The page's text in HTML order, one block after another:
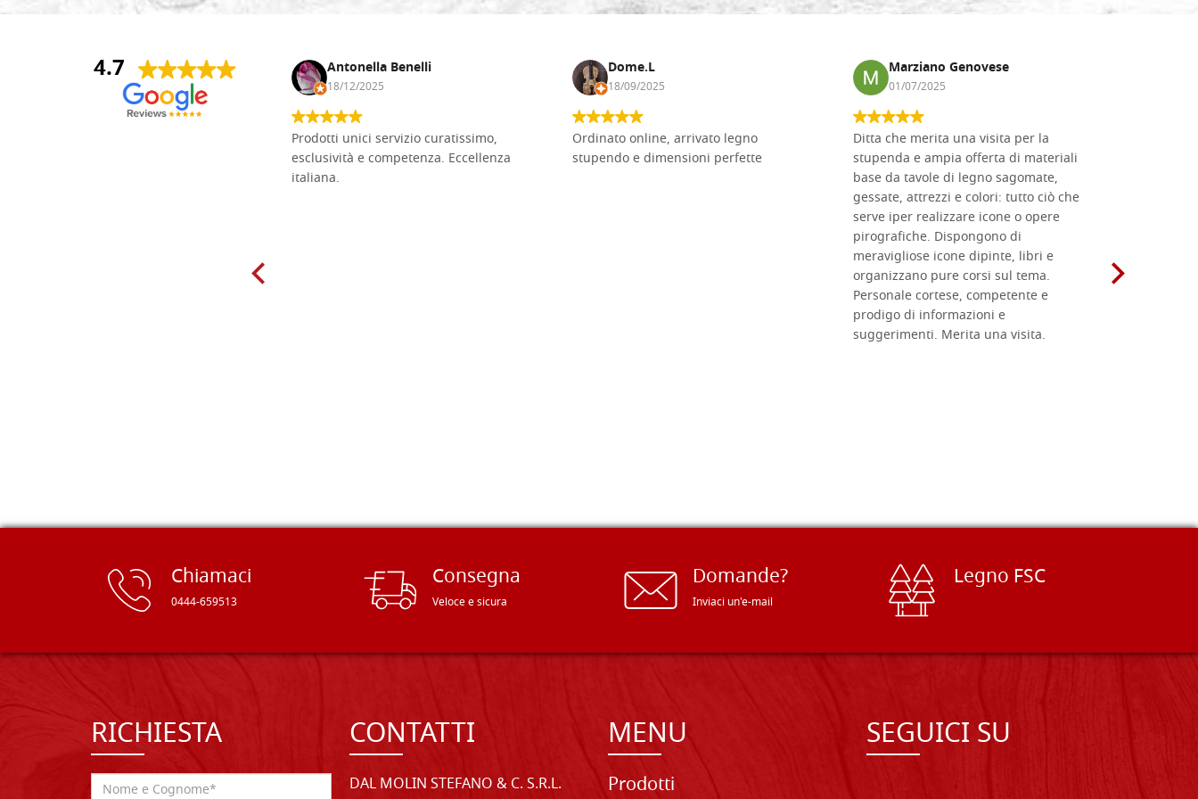
4.7
Andrea Monguzzi Antonella Benelli
18/12/2025
Prodotti unici servizio curatissimo,
esclusività e competenza. Eccellenza
italiana.
Dome.L
18/09/2025
Ordinato online, arrivato legno
stupendo e dimensioni perfette
Marziano Genovese
01/07/2025
Ditta che merita una visita per la
stupenda e ampia offerta di materiali
base da tavole di legno sagomate,
gessate, attrezzi e colori: tutto ciò che
serve iper realizzare icone o opere
pirografiche. Dispongono di
meravigliose icone dipinte, libri e
organizzano pure corsi sul tema.
Personale cortese, competente e
prodigo di informazioni e
suggerimenti. Merita una visita.
Chiamaci
0444-659513
Consegna
Veloce e sicura
Domande?
Inviaci un'e-mail
Legno FSC
RICHIESTA CONTATTI
DAL MOLIN STEFANO & C. S.R.L.
MENU
Prodotti
SEGUICI SU